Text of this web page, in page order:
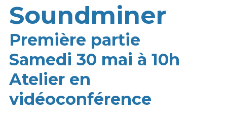
Soundminer
Première partie
Samedi 30 mai à 10h
Atelier en
vidéoconférence